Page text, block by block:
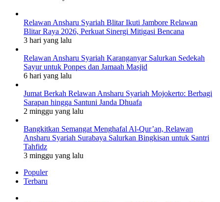
Relawan Ansharu Syariah Blitar Ikuti Jambore Relawan
Blitar Raya 2026, Perkuat Sinergi Mitigasi Bencana
3 hari yang lalu
Relawan Ansharu Syariah Karanganyar Salurkan Sedekah
Sayur untuk Ponpes dan Jamaah Masjid
6 hari yang lalu
Jumat Berkah Relawan Ansharu Syariah Mojokerto: Berbagi
Sarapan hingga Santuni Janda Dhuafa
2 minggu yang lalu
Bangkitkan Semangat Menghafal Al-Qur’an, Relawan
Ansharu Syariah Surabaya Salurkan Bingkisan untuk Santri
Tahfidz
3 minggu yang lalu
Populer
Terbaru